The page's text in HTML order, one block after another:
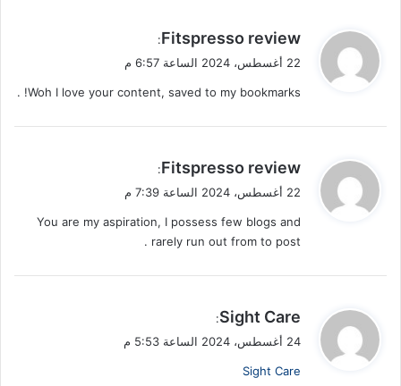
ي
ق
ل
Fitspresso review
:
22 أغسطس، 2024 الساعة 6:57 م
Woh I love your content, saved to my bookmarks! .
ي
ق
ل
Fitspresso review
:
22 أغسطس، 2024 الساعة 7:39 م
You are my aspiration, I possess few blogs and
rarely run out from to post .
ي
ق
ل
Sight Care
:
24 أغسطس، 2024 الساعة 5:53 م
Sight Care